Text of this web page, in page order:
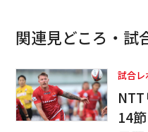
関連見どころ・試
試合レ
14